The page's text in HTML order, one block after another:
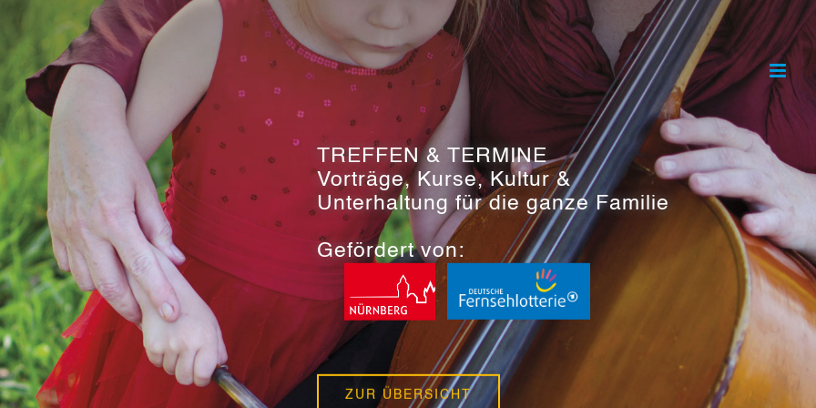
TREFFEN & TERMINE
Vorträge, Kurse, Kultur &
Unterhaltung für die ganze Familie
Gefördert von:
ZUR ÜBERSICHT